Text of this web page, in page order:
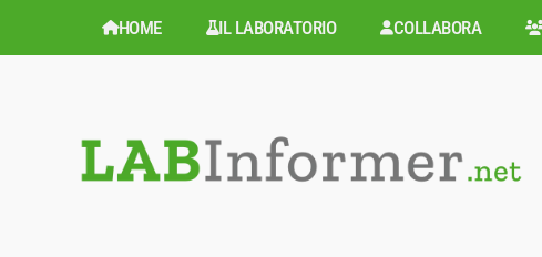
HOME IL LABORATORIO COLLABORA